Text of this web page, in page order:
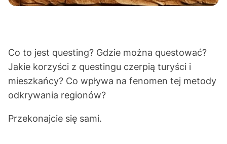
Co to jest questing? Gdzie można questować?
Jakie korzyści z questingu czerpią turyści i
mieszkańcy? Co wpływa na fenomen tej metody
odkrywania regionów?
Przekonajcie się sami.